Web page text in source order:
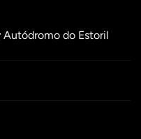
Autódromo do Estoril